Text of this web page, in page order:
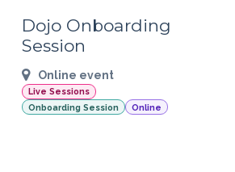
Dojo Onboarding
Session
Online event
Live Sessions
Onboarding Session
Online